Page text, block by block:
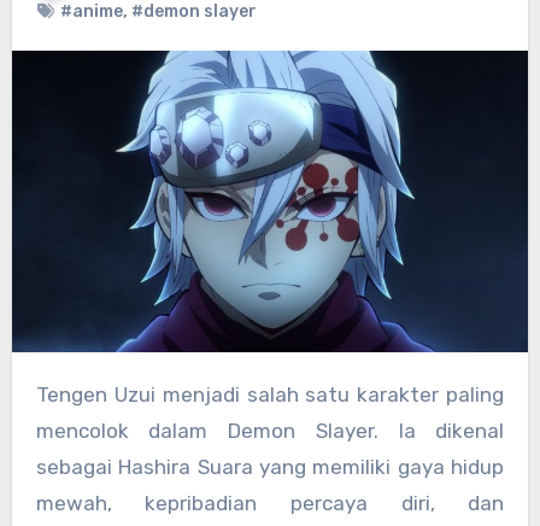
#anime, #demon slayer
Tengen Uzui menjadi salah satu karakter paling
mencolok dalam Demon Slayer. Ia dikenal
sebagai Hashira Suara yang memiliki gaya hidup
mewah, kepribadian percaya diri, dan